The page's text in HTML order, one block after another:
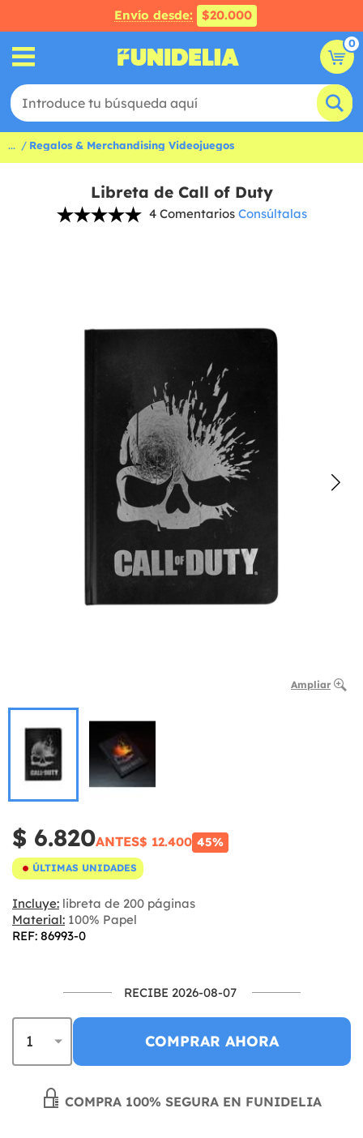
Envío desde: $20.000
0
... Regalos & Merchandising Videojuegos
Libreta de Call of Duty
4 Comentarios Consúltalas
Ampliar
$ 6.820ANTES$ 12.400 45%
ÚLTIMAS UNIDADES
Incluye: libreta de 200 páginas
Material: 100% Papel
REF: 86993-0
RECIBE 2026-08-07
COMPRAR AHORA
COMPRA 100% SEGURA EN FUNIDELIA